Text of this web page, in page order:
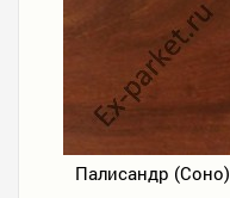
Палисандр (Соно)